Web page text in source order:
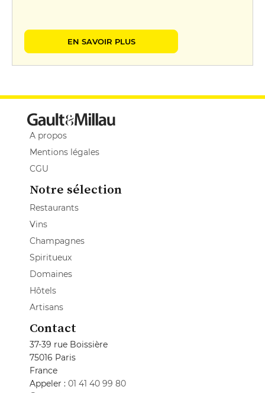
EN SAVOIR PLUS
A propos
Mentions légales
CGU
Notre sélection
Restaurants
Vins
Champagnes
Spiritueux
Domaines
Hôtels
Artisans
Contact
37-39 rue Boissière
75016 Paris
France
Appeler : 01 41 40 99 80